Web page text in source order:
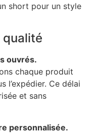
short pour un style
qualité
ouvrés.
chaque produit
l’expédier. Ce délai
et sans
personnalisée.